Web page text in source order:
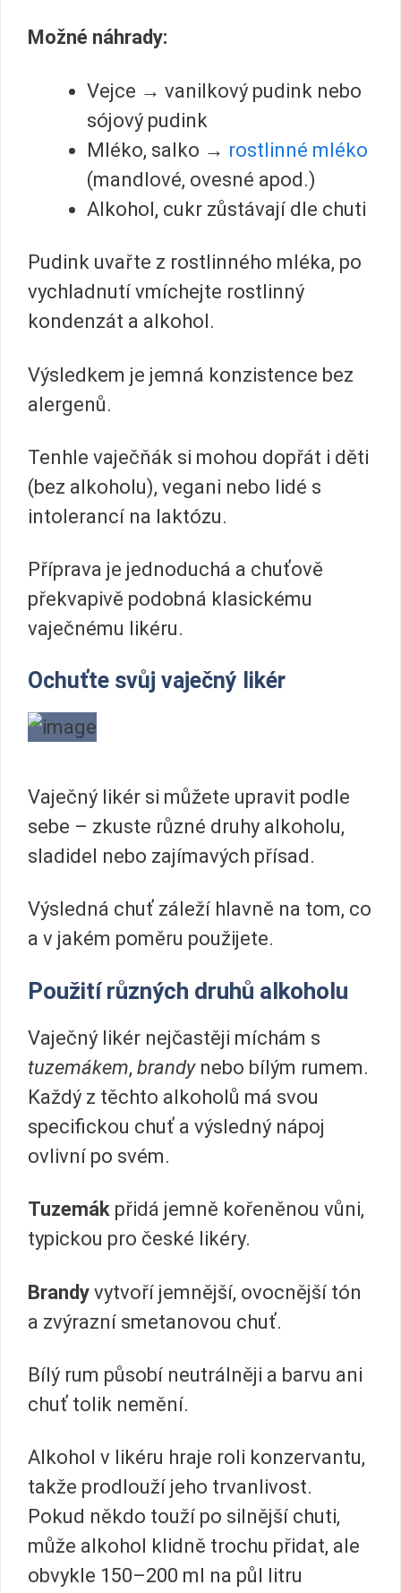
Možné náhrady:
Vejce → vanilkový pudink nebo
sójový pudink
Mléko, salko → rostlinné mléko
(mandlové, ovesné apod.)
Alkohol, cukr zůstávají dle chuti
Pudink uvařte z rostlinného mléka, po
vychladnutí vmíchejte rostlinný
kondenzát a alkohol.
Výsledkem je jemná konzistence bez
alergenů.
Tenhle vaječňák si mohou dopřát i děti
(bez alkoholu), vegani nebo lidé s
intolerancí na laktózu.
Příprava je jednoduchá a chuťově
překvapivě podobná klasickému
vaječnému likéru.
Ochuťte svůj vaječný likér
Vaječný likér si můžete upravit podle
sebe – zkuste různé druhy alkoholu,
sladidel nebo zajímavých přísad.
Výsledná chuť záleží hlavně na tom, co
a v jakém poměru použijete.
Použití různých druhů alkoholu
Vaječný likér nejčastěji míchám s
tuzemákem, brandynebo bílým rumem.
Každý z těchto alkoholů má svou
specifickou chuť a výsledný nápoj
ovlivní po svém.
Tuzemák přidá jemně kořeněnou vůni,
typickou pro české likéry.
Brandy vytvoří jemnější, ovocnější tón
a zvýrazní smetanovou chuť.
Bílý rum působí neutrálněji a barvu ani
chuť tolik nemění.
Alkohol v likéru hraje roli konzervantu,
takže prodlouží jeho trvanlivost.
Pokud někdo touží po silnější chuti,
může alkohol klidně trochu přidat, ale
obvykle 150–200 ml na půl litru